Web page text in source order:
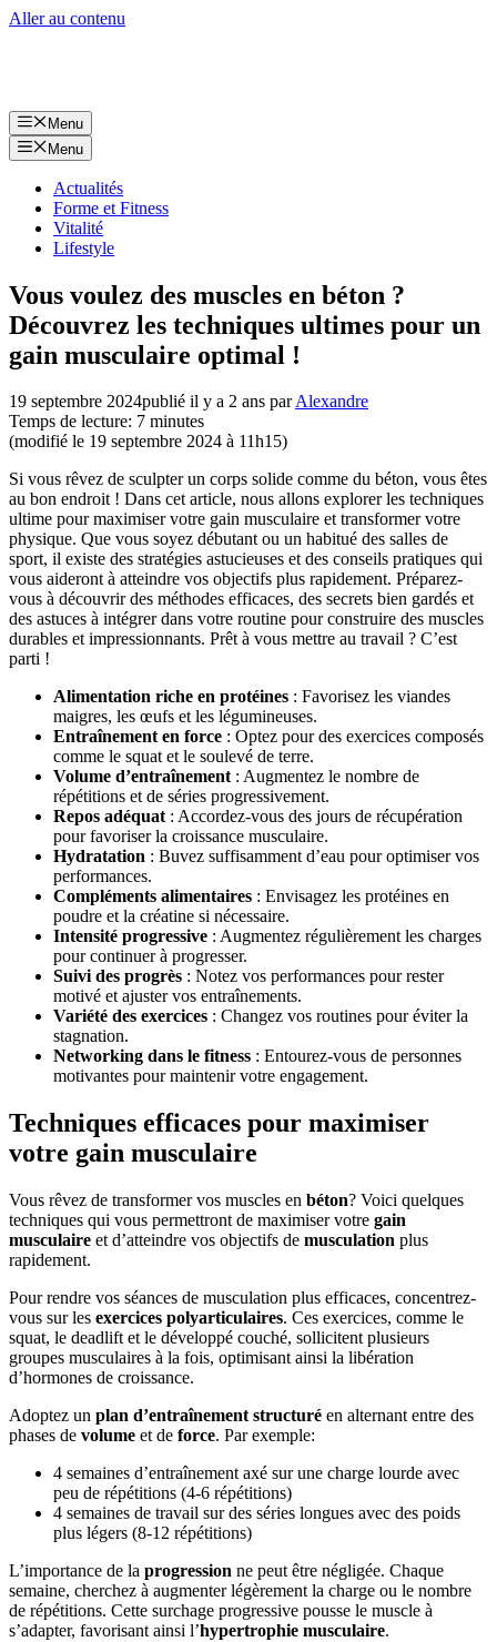
Aller au contenu
Menu
Menu
Actualités
Forme et Fitness
Vitalité
Lifestyle
Vous voulez des muscles en béton ?
Découvrez les techniques ultimes pour un
gain musculaire optimal !
19 septembre 2024publié il y a 2 ans parAlexandre
Temps de lecture: 7 minutes
(modifié le 19 septembre 2024 à 11h15)
Si vous rêvez de sculpter un corps solide comme du béton, vous êtes
au bon endroit ! Dans cet article, nous allons explorer les techniques
ultime pour maximiser votre gain musculaire et transformer votre
physique. Que vous soyez débutant ou un habitué des salles de
sport, il existe des stratégies astucieuses et des conseils pratiques qui
vous aideront à atteindre vos objectifs plus rapidement. Préparez-
vous à découvrir des méthodes efficaces, des secrets bien gardés et
des astuces à intégrer dans votre routine pour construire des muscles
durables et impressionnants. Prêt à vous mettre au travail ? C’est
parti !
Alimentation riche en protéines : Favorisez les viandes
maigres, les œufs et les légumineuses.
Entraînement en force : Optez pour des exercices composés
comme le squat et le soulevé de terre.
Volume d’entraînement: Augmentez le nombre de
répétitions et de séries progressivement.
Repos adéquat: Accordez-vous des jours de récupération
pour favoriser la croissance musculaire.
Hydratation : Buvez suffisamment d’eau pour optimiser vos
performances.
Compléments alimentaires : Envisagez les protéines en
poudre et la créatine si nécessaire.
Intensité progressive : Augmentez régulièrement les charges
pour continuer à progresser.
Suivi des progrès : Notez vos performances pour rester
motivé et ajuster vos entraînements.
Variété des exercices : Changez vos routines pour éviter la
stagnation.
Networking dans le fitness : Entourez-vous de personnes
motivantes pour maintenir votre engagement.
Techniques efficaces pour maximiser
votre gain musculaire
Vous rêvez de transformer vos muscles en béton? Voici quelques
techniques qui vous permettront de maximiser votre gain
musculaire et d’atteindre vos objectifs de musculation plus
rapidement.
Pour rendre vos séances de musculation plus efficaces, concentrez-
vous sur les exercices polyarticulaires. Ces exercices, comme le
squat, le deadlift et le développé couché, sollicitent plusieurs
groupes musculaires à la fois, optimisant ainsi la libération
d’hormones de croissance.
Adoptez un plan d’entraînement structuré en alternant entre des
phases de volume et de force. Par exemple:
4 semaines d’entraînement axé sur une charge lourde avec
peu de répétitions (4-6 répétitions)
4 semaines de travail sur des séries longues avec des poids
plus légers (8-12 répétitions)
L’importance de la progression ne peut être négligée. Chaque
semaine, cherchez à augmenter légèrement la charge ou le nombre
de répétitions. Cette surchage progressive pousse le muscle à
s’adapter, favorisant ainsi l’hypertrophie musculaire.